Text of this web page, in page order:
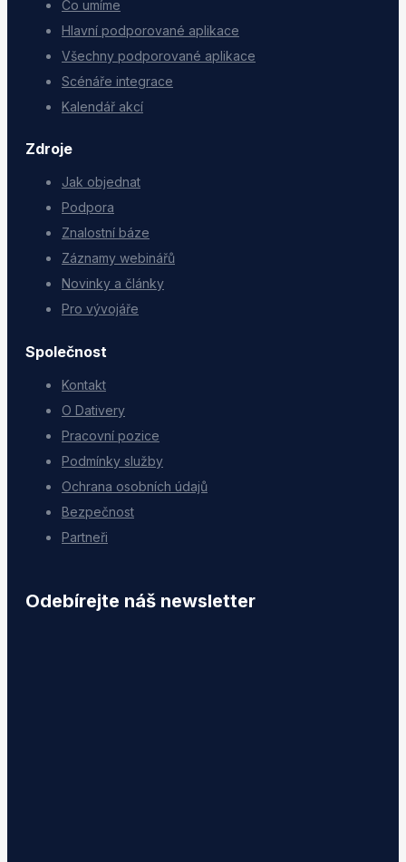
Co umíme
Hlavní podporované aplikace
Všechny podporované aplikace
Scénáře integrace
Kalendář akcí
Zdroje
Jak objednat
Podpora
Znalostní báze
Záznamy webinářů
Novinky a články
Pro vývojáře
Společnost
Kontakt
O Dativery
Pracovní pozice
Podmínky služby
Ochrana osobních údajů
Bezpečnost
Partneři
Odebírejte náš newsletter